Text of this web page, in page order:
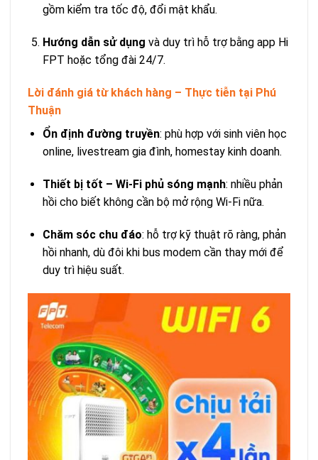
gồm kiểm tra tốc độ, đổi mật khẩu.
Hướng dẫn sử dụng và duy trì hỗ trợ bằng app Hi
FPT hoặc tổng đài 24/7.
Lời đánh giá từ khách hàng – Thực tiễn tại Phú
Thuận
Ổn định đường truyền: phù hợp với sinh viên học
online, livestream gia đình, homestay kinh doanh.
Thiết bị tốt – Wi‑Fi phủ sóng mạnh: nhiều phản
hồi cho biết không cần bộ mở rộng Wi‑Fi nữa.
Chăm sóc chu đáo: hỗ trợ kỹ thuật rõ ràng, phản
hồi nhanh, dù đôi khi bus modem cần thay mới để
duy trì hiệu suất.